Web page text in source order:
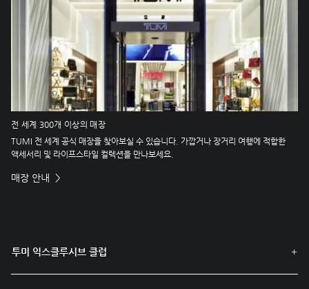
전 세계 300개 이상의 매장
TUMI 전 세계 공식 매장을 찾아보실 수 있습니다. 가깝거나 장거리 여행에 적합한
액세서리 및 라이프스타일 컬렉션을 만나보세요.
매장 안내
투미 익스클루시브 클럽